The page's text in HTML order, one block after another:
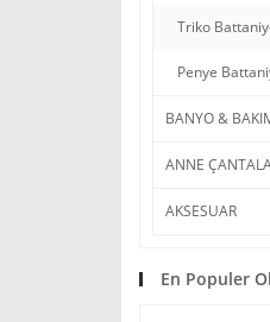
Triko
Penye
BANYO &
ANNE
AKSESUAR
En Populer